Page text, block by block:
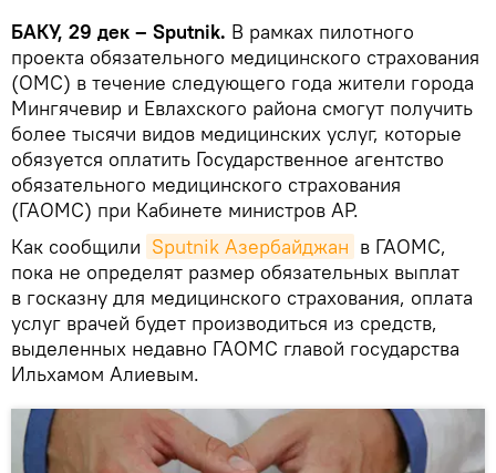
БАКУ, 29 дек – Sputnik. В рамках пилотного
проекта обязательного медицинского страхования
(ОМС) в течение следующего года жители города
Мингячевир и Евлахского района смогут получить
более тысячи видов медицинских услуг, которые
обязуется оплатить Государственное агентство
обязательного медицинского страхования
(ГАОМС) при Кабинете министров АР.
Как сообщили Sputnik Азербайджан в ГАОМС,
пока не определят размер обязательных выплат
в госказну для медицинского страхования, оплата
услуг врачей будет производиться из средств,
выделенных недавно ГАОМС главой государства
Ильхамом Алиевым.